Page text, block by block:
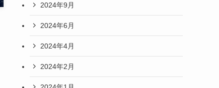
2024年9月
2024年6月
2024年4月
2024年2月